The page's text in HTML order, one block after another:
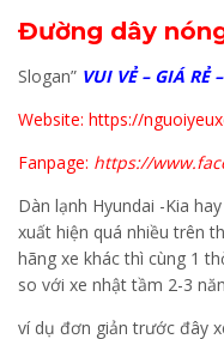
Đường dây
Slogan” VUI VẺ – GIÁ RẺ
Website: https://
Fanpage: https://
Dàn lạnh Hyundai -Kia
xuất hiện quá nhiều trên
hãng xe khác thì cùng 1
so với xe nhật tầm 2-3
ví dụ đơn giản trước đây